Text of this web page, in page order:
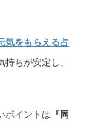
気をもらえる占
ちが安定し、
ポイントは 『同